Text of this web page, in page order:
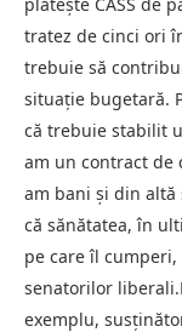
tratez de cinci ori
trebuie să
situaţie bugetară.
că trebuie stabilit
am un contract de
am bani şi din altă
că sănătatea, în
pe care îl
senatorilor
exemplu,